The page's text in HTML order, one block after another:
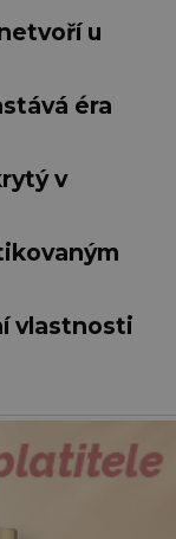
u
éra
v
vlastnosti